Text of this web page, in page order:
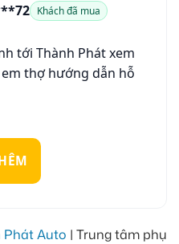
Khách đã mua
tới Thành Phát xem
thợ hướng dẫn hỗ
Phát Auto | Trung tâm phụ